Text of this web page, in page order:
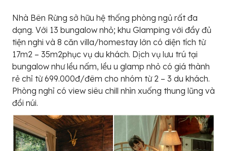
Nhà Bên Rừng sở hữu hệ thống phòng ngủ rất đa
dạng. Với 13 bungalow nhỏ; khu Glamping với đầy đủ
tiện nghi và 8 căn villa/homestay lớn có diện tích từ
17m2 – 35m2phục vụ du khách. Dịch vụ lưu trú tại
bungalow như lều nấm, lều u glamp nhỏ có giá thành
rẻ chỉ từ 699.000đ/đêm cho nhóm từ 2 – 3 du khách.
Phòng nghỉ có view siêu chill nhìn xuống thung lũng và
đồi núi.